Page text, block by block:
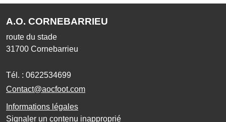
A.O. CORNEBARRIEU
route du stade
31700 Cornebarrieu
Tél. : 0622534699
Contact@aocfoot.com
Informations légales
Signaler un contenu inapproprié